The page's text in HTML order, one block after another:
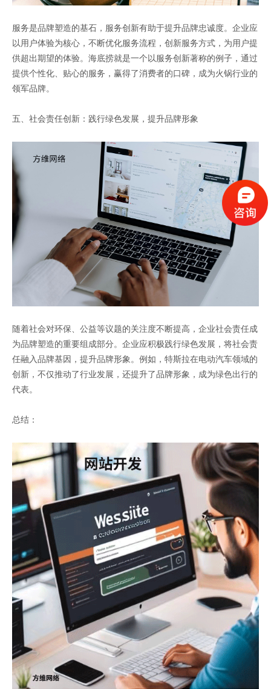
服务是品牌塑造的基石，服务创新有助于提升品牌忠诚度。企业应
以用户体验为核心，不断优化服务流程，创新服务方式，为用户提
供超出期望的体验。海底捞就是一个以服务创新著称的例子，通过
提供个性化、贴心的服务，赢得了消费者的口碑，成为火锅行业的
领军品牌。
五、社会责任创新：践行绿色发展，提升品牌形象
随着社会对环保、公益等议题的关注度不断提高，企业社会责任成
为品牌塑造的重要组成部分。企业应积极践行绿色发展，将社会责
任融入品牌基因，提升品牌形象。例如，特斯拉在电动汽车领域的
创新，不仅推动了行业发展，还提升了品牌形象，成为绿色出行的
代表。
总结：